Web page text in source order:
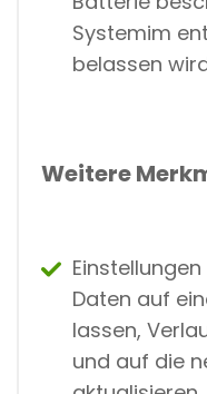
Systemim
belassen
Weitere
Daten auf
lassen,
und auf die